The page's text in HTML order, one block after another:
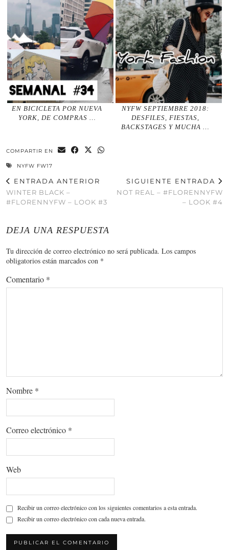
EN BICICLETA POR NUEVA
YORK, DE COMPRAS …
NYFW SEPTIEMBRE 2018:
DESFILES, FIESTAS,
BACKSTAGES Y MUCHA …
COMPARTIR EN
NYFW FW17
ENTRADA ANTERIOR
WINTER BLACK –
#FLORENNYFW – LOOK #3
SIGUIENTE ENTRADA
NOT REAL – #FLORENNYFW
– LOOK #4
DEJA UNA RESPUESTA
Tu dirección de correo electrónico no será publicada. Los campos
obligatorios están marcados con *
Comentario *
Nombre *
Correo electrónico *
Web
Recibir un correo electrónico con los siguientes comentarios a esta entrada.
Recibir un correo electrónico con cada nueva entrada.